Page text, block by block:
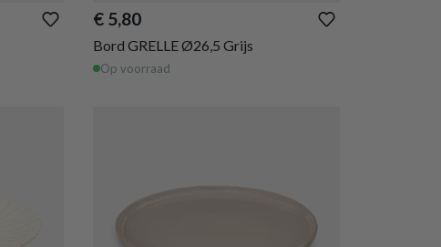
€ 5,80
Bord GRELLE Ø26,5 Grijs
Op voorraad